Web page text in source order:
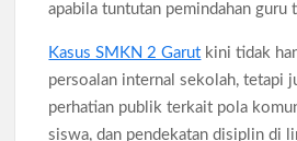
apabila tuntutan pemindahan guru
Kasus SMKN 2 Garut kini tidak
persoalan internal sekolah, tetapi
perhatian publik terkait pola
siswa, dan pendekatan disiplin di